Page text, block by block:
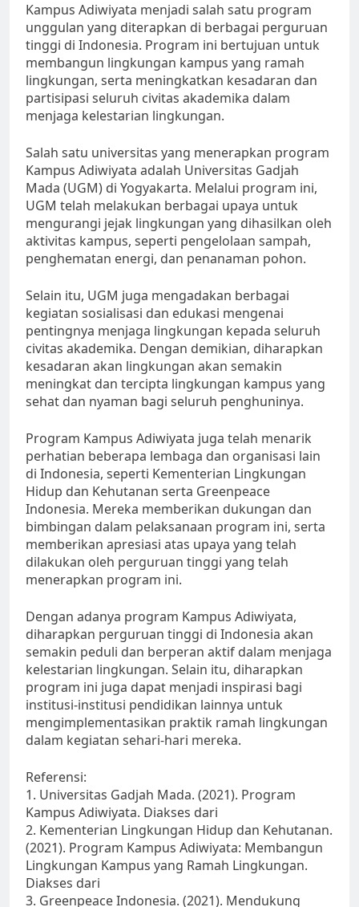
Kampus Adiwiyata menjadi salah satu program
unggulan yang diterapkan di berbagai perguruan
tinggi di Indonesia. Program ini bertujuan untuk
membangun lingkungan kampus yang ramah
lingkungan, serta meningkatkan kesadaran dan
partisipasi seluruh civitas akademika dalam
menjaga kelestarian lingkungan.
Salah satu universitas yang menerapkan program
Kampus Adiwiyata adalah Universitas Gadjah
Mada (UGM) di Yogyakarta. Melalui program ini,
UGM telah melakukan berbagai upaya untuk
mengurangi jejak lingkungan yang dihasilkan oleh
aktivitas kampus, seperti pengelolaan sampah,
penghematan energi, dan penanaman pohon.
Selain itu, UGM juga mengadakan berbagai
kegiatan sosialisasi dan edukasi mengenai
pentingnya menjaga lingkungan kepada seluruh
civitas akademika. Dengan demikian, diharapkan
kesadaran akan lingkungan akan semakin
meningkat dan tercipta lingkungan kampus yang
sehat dan nyaman bagi seluruh penghuninya.
Program Kampus Adiwiyata juga telah menarik
perhatian beberapa lembaga dan organisasi lain
di Indonesia, seperti Kementerian Lingkungan
Hidup dan Kehutanan serta Greenpeace
Indonesia. Mereka memberikan dukungan dan
bimbingan dalam pelaksanaan program ini, serta
memberikan apresiasi atas upaya yang telah
dilakukan oleh perguruan tinggi yang telah
menerapkan program ini.
Dengan adanya program Kampus Adiwiyata,
diharapkan perguruan tinggi di Indonesia akan
semakin peduli dan berperan aktif dalam menjaga
kelestarian lingkungan. Selain itu, diharapkan
program ini juga dapat menjadi inspirasi bagi
institusi-institusi pendidikan lainnya untuk
mengimplementasikan praktik ramah lingkungan
dalam kegiatan sehari-hari mereka.
Referensi:
1. Universitas Gadjah Mada. (2021). Program
Kampus Adiwiyata. Diakses dari
2. Kementerian Lingkungan Hidup dan Kehutanan.
(2021). Program Kampus Adiwiyata: Membangun
Lingkungan Kampus yang Ramah Lingkungan.
Diakses dari
3. Greenpeace Indonesia. (2021). Mendukung